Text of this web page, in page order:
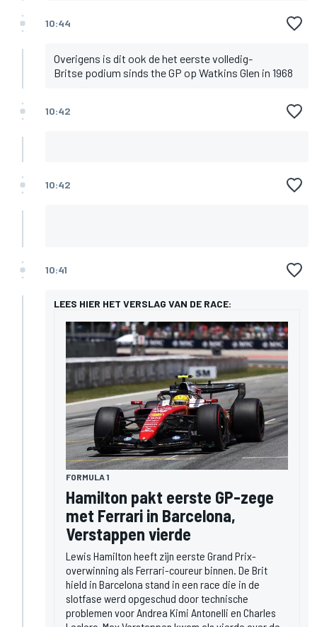
10:44
Overigens is dit ook de het eerste volledig-
Britse podium sinds the GP op Watkins Glen in 1968
10:42
10:42
10:41
LEES HIER HET VERSLAG VAN DE RACE:
FORMULA 1
Hamilton pakt eerste GP-zege
met Ferrari in Barcelona,
Verstappen vierde
Lewis Hamilton heeft zijn eerste Grand Prix-
overwinning als Ferrari-coureur binnen. De Brit
hield in Barcelona stand in een race die in de
slotfase werd opgeschud door technische
problemen voor Andrea Kimi Antonelli en Charles